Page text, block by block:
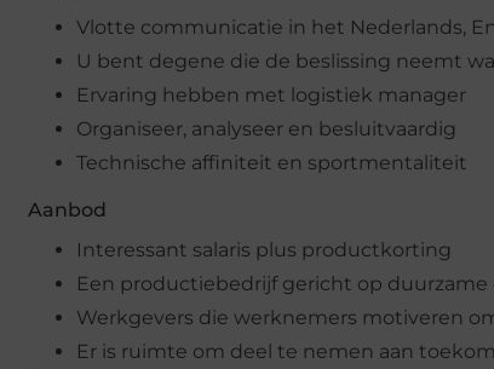
Vlotte communicatie in het Nederlands,
U bent degene die de beslissing neemt
Ervaring hebben met logistiek manager
Organiseer, analyseer en besluitvaardig
Technische affiniteit en sportmentaliteit
Aanbod
Interessant salaris plus productkorting
Een productiebedrijf gericht op
Werkgevers die werknemers motiveren
Er is ruimte om deel te nemen aan